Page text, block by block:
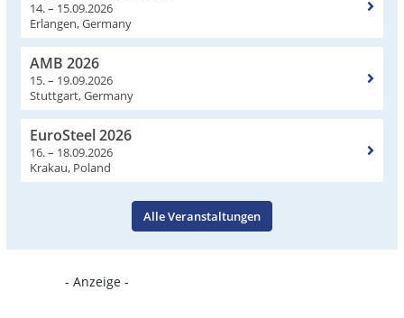
14. – 15.09.2026
Erlangen, Germany
AMB 2026
15. – 19.09.2026
Stuttgart, Germany
EuroSteel 2026
16. – 18.09.2026
Krakau, Poland
Alle Veranstaltungen
- Anzeige -